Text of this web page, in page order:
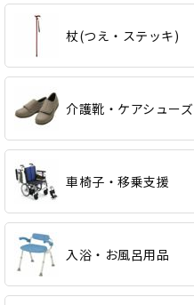
杖(つえ・ステッキ)
介護靴・ケアシューズ
車椅子・移乗支援
入浴・お風呂用品